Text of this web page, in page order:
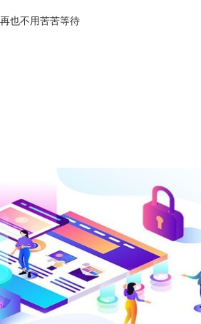
也不用苦苦等待